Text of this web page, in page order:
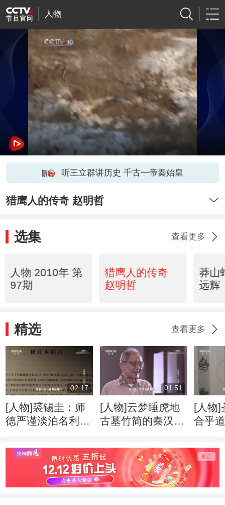
人物
听王立群讲历史 千古一帝秦始皇
猎鹰人的传奇 赵明哲
选集 查看更多
人物 2010年 第
97期
猎鹰人的传奇
赵明哲
莽山
远辉
精选 查看更多
02:17
[人物]裘锡圭：师
德严谨淡泊名利
01:51
[人物]云梦睡虎地
古墓竹简的秦汉之
[人物]
合乎